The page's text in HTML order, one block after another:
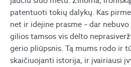
patentuoti tokių dalykų. Kas
net ir idėjine prasme – dar
gilios tamsos vis dėlto
gėrio pliūpsnis. Tą mums rodo ir
skaičiuojanti istorija, ir įvairiausi